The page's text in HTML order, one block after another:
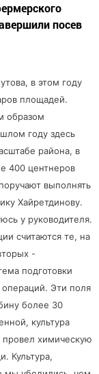
посев
в этом году
площадей.
образом
году здесь
района, в
400 центнеров
выполнять
Хайретдинову.
у руководителя.
считаются те, на
-
подготовки
операций. Эти поля
более 30
культура
провел химическую
Культура,